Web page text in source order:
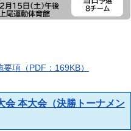
項（PDF：169KB）
会 本大会（決勝トーナメン